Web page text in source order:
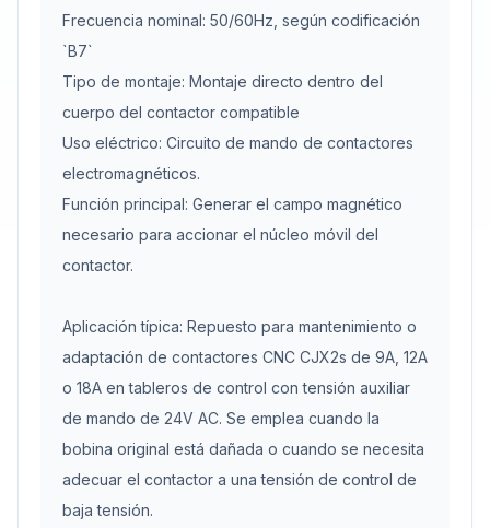
Frecuencia nominal: 50/60Hz, según codificación
`B7`
Tipo de montaje: Montaje directo dentro del
cuerpo del contactor compatible
Uso eléctrico: Circuito de mando de contactores
electromagnéticos.
Función principal: Generar el campo magnético
necesario para accionar el núcleo móvil del
contactor.
Aplicación típica: Repuesto para mantenimiento o
adaptación de contactores CNC CJX2s de 9A, 12A
o 18A en tableros de control con tensión auxiliar
de mando de 24V AC. Se emplea cuando la
bobina original está dañada o cuando se necesita
adecuar el contactor a una tensión de control de
baja tensión.